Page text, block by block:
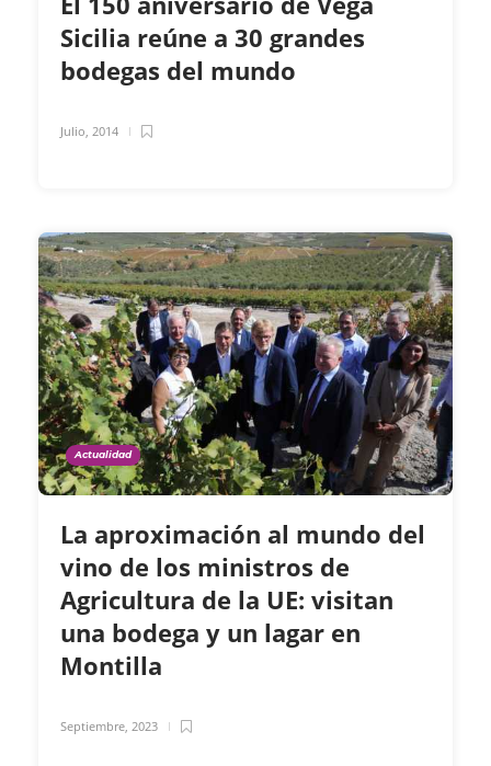
Sicilia reúne a 30 grandes
bodegas del mundo
Julio, 2014
Actualidad
La aproximación al mundo del
vino de los ministros de
Agricultura de la UE: visitan
una bodega y un lagar en
Montilla
Septiembre, 2023